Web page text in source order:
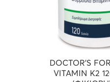
DOCTOR’S
VITAMIN K2